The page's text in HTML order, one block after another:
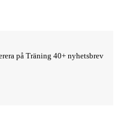
på Träning 40+ nyhetsbrev